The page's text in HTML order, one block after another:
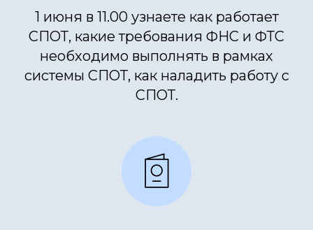
1 июня в 11.00 узнаете как работает
СПОТ, какие требования ФНС и ФТС
необходимо выполнять в рамках
системы СПОТ, как наладить работу с
СПОТ.